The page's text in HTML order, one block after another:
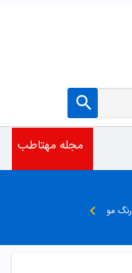
مجله مهتاطب
رنگ مو